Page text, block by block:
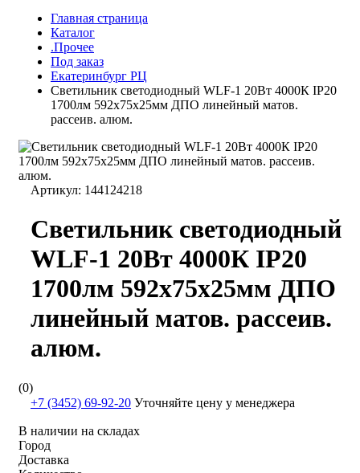
Главная страница
Каталог
.Прочее
Под заказ
Екатеринбург РЦ
Светильник светодиодный WLF-1 20Вт 4000К IP20
1700лм 592х75х25мм ДПО линейный матов.
рассеив. алюм.
Артикул: 144124218
Светильник светодиодный
WLF-1 20Вт 4000К IP20
1700лм 592х75х25мм ДПО
линейный матов. рассеив.
алюм.
(0)
+7 (3452) 69-92-20 Уточняйте цену у менеджера
В наличии на складах
Город
Доставка